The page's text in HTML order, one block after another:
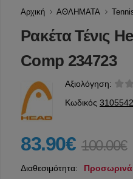
Αρχική ΑΘΛΗΜΑΤΑ
Ρακέτα Τένις
Comp 234723
Αξιολόγηση:
Κωδικός
83.90€ 100.00€
Διαθεσιμότητα: Προσωρινά